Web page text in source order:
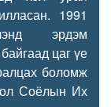
1991
эрдэм
цаг үе
боломж
Соёлын Их